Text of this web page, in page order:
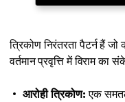
त्रिकोण निरंतरता पैटर्न हैं
वर्तमान प्रवृत्ति में विराम
आरोही त्रिकोण: एक